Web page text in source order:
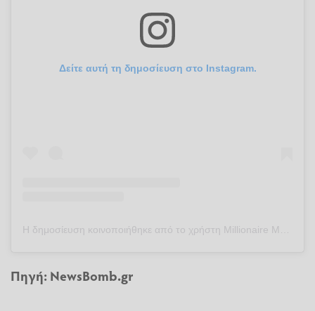
Δείτε αυτή τη δημοσίευση στο Instagram.
Πηγή: NewsBomb.gr